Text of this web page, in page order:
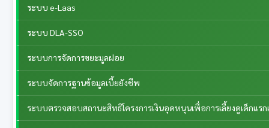
ระบบ e-Laas
ระบบ DLA-SSO
ระบบการจัดการขยะมูลฝอย
ระบบจัดการฐานข้อมูลเบี้ยยังชีพ
ระบบตรวจสอบสถานะสิทธิโครงการเงินอุดหนุนเพื่อการเลี้ยงดูเด็กแรก